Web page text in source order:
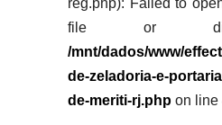
file or
/mnt/dados/www/
de-zeladoria-e-
de-meriti-rj.phpon line